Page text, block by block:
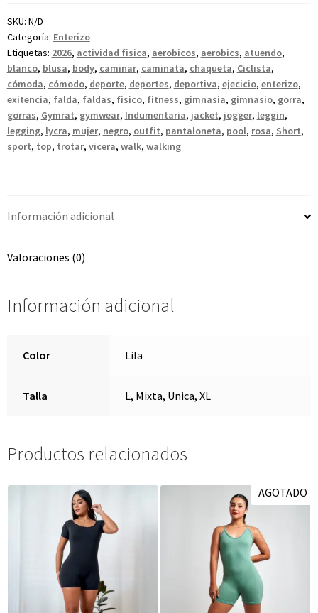
SKU: N/D
Categoría: Enterizo
Etiquetas: 2026, actividad fisica, aerobicos, aerobics, atuendo,
blanco, blusa, body, caminar, caminata, chaqueta, Ciclista,
cómoda, cómodo, deporte, deportes, deportiva, ejecicio, enterizo,
exitencia, falda, faldas, fisico, fitness, gimnasia, gimnasio, gorra,
gorras, Gymrat, gymwear, Indumentaria, jacket, jogger, leggin,
legging, lycra, mujer, negro, outfit, pantaloneta, pool, rosa, Short,
sport, top, trotar, vicera, walk, walking
Información adicional
Valoraciones (0)
Información adicional
Color Lila
Talla L, Mixta, Unica, XL
Productos relacionados
AGOTADO